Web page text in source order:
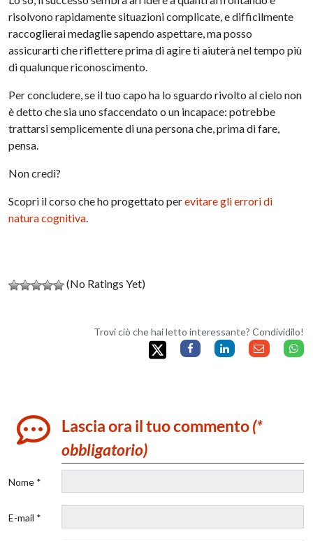
risolvono rapidamente situazioni complicate, e difficilmente
raccoglierai medaglie sapendo aspettare, ma posso
assicurarti che riflettere prima di agire ti aiuterà nel tempo più
di qualunque riconoscimento.
Per concludere, se il tuo capo ha lo sguardo rivolto al cielo non
è detto che sia uno sfaccendato o un incapace: potrebbe
trattarsi semplicemente di una persona che, prima di fare,
pensa.
Non credi?
Scopri il corso che ho progettato perevitare gli errori di
natura cognitiva.
(No Ratings Yet)
Trovi ciò che hai letto interessante? Condividilo!
Lascia ora il tuo commento(*
obbligatorio)
Nome *
E-mail *